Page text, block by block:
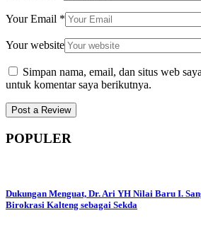
Your Email *
Your website
Simpan nama, email, dan situs web
untuk komentar saya berikutnya.
POPULER
Dukungan Menguat, Dr. Ari YH Nilai Baru I.
Birokrasi Kalteng sebagai Sekda